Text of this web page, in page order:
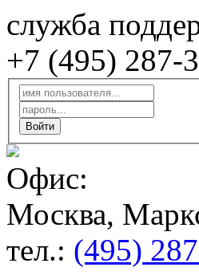
служба
+7 (495) 287-
Офис:
Москва,
тел.: (495)